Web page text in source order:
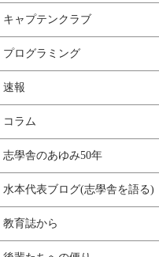
キャプテンクラブ
プログラミング
速報
コラム
志學舎のあゆみ50年
水本代表ブログ(志學舎を語る)
教育誌から